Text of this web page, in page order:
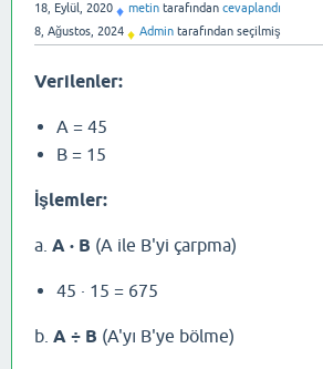
18, Eylül, 2020 ♦ metin tarafından cevaplandı
8, Ağustos, 2024 ♦ Admin tarafından seçilmiş
Verilenler:
A = 45
B = 15
İşlemler:
a. A · B (A ile B'yi çarpma)
45 · 15 = 675
b. A ÷ B (A'yı B'ye bölme)